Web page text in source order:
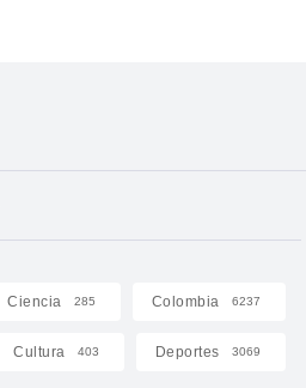
Ciencia 285 Colombia 6237
Cultura 403 Deportes 3069